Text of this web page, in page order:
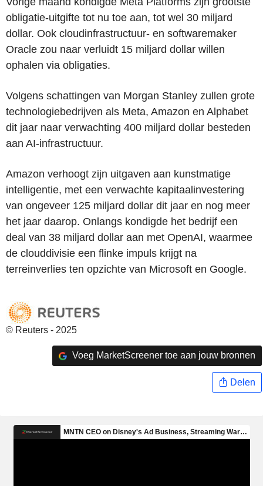
obligatie-uitgifte tot nu toe aan, tot wel 30 miljard
dollar. Ook cloudinfrastructuur- en softwaremaker
Oracle zou naar verluidt 15 miljard dollar willen
ophalen via obligaties.
Volgens schattingen van Morgan Stanley zullen grote
technologiebedrijven als Meta, Amazon en Alphabet
dit jaar naar verwachting 400 miljard dollar besteden
aan AI-infrastructuur.
Amazon verhoogt zijn uitgaven aan kunstmatige
intelligentie, met een verwachte kapitaalinvestering
van ongeveer 125 miljard dollar dit jaar en nog meer
het jaar daarop. Onlangs kondigde het bedrijf een
deal van 38 miljard dollar aan met OpenAI, waarmee
de clouddivisie een flinke impuls krijgt na
terreinverlies ten opzichte van Microsoft en Google.
© Reuters - 2025
Voeg MarketScreener toe aan jouw bronnen
Delen